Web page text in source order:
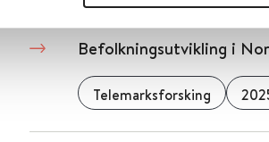
Befolkningsutvikling i
Telemarksforsking